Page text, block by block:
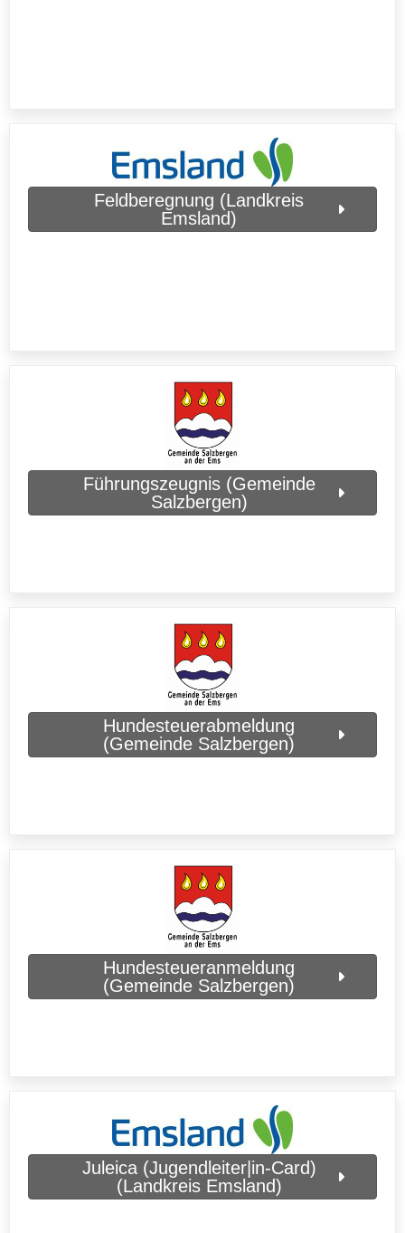
Feldberegnung (Landkreis
Emsland)
Führungszeugnis (Gemeinde
Salzbergen)
Hundesteuerabmeldung
(Gemeinde Salzbergen)
Hundesteueranmeldung
(Gemeinde Salzbergen)
Juleica (Jugendleiter|in-Card)
(Landkreis Emsland)